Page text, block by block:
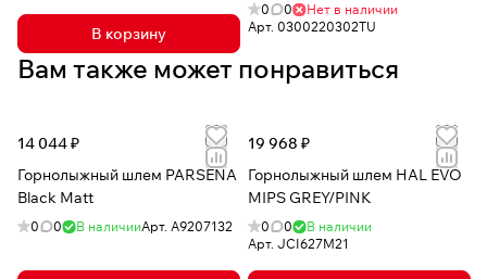
В корзину
0 0
Нет в наличии
Арт. 0300220302TU
Вам также может понравиться
14 044 ₽
Горнолыжный шлем PARSENA
Black Matt
0 0 В наличииАрт. A9207132
19 968 ₽
Горнолыжный шлем HAL EVO
MIPS GREY/PINK
0 0
В наличии
Арт. JCI627M21